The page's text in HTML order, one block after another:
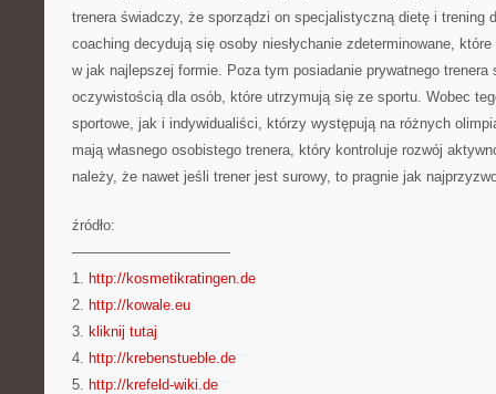
trenera świadczy, że sporządzi on specjalistyczną dietę i trening
coaching decydują się osoby niesłychanie zdeterminowane,
w jak najlepszej formie. Poza tym posiadanie prywatnego trenera
oczywistością dla osób, które utrzymują się ze sportu. Wobec
sportowe, jak i indywidualiści, którzy występują na różnych
mają własnego osobistego trenera, który kontroluje rozwój
należy, że nawet jeśli trener jest surowy, to pragnie jak
źródło:
———————————
1. http://kosmetikratingen.de
2. http://kowale.eu
3. kliknij tutaj
4. http://krebenstueble.de
5. http://krefeld-wiki.de